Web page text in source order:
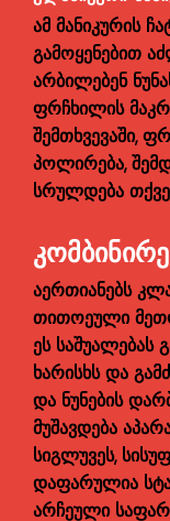
ამ მანიკურის
გამოყენებით
არბილებენ
ფრჩხილის
შემთხვევაში,
პოლირება,
სრულდება
აერთიანებს
თითოეული
ეს
ხარისხს და
და ნუნების
მუშავდება
სიგლუვეს,
დაფარულია
არჩეული